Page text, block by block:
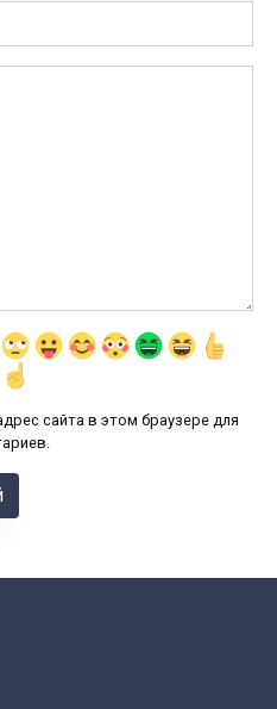
сайта в этом браузере для